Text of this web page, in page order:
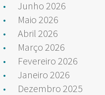
Junho 2026
Maio 2026
Abril 2026
Março 2026
Fevereiro 2026
Janeiro 2026
Dezembro 2025